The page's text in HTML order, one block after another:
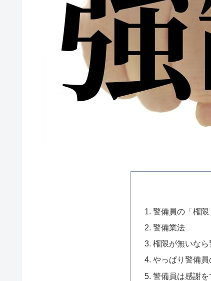
警備員の「権
警備業法
権限が無いな
やっぱり警備
警備員は感謝